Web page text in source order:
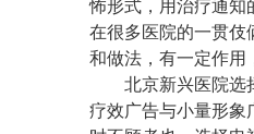
在很多医院的一贯伎
和做法，有一定作用
北京新兴医院选
疗效广告与小量形